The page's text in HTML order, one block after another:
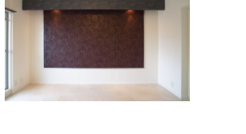
Ｏｌｄ Ｎｅｗ Ｙｏｒｋ ｓｔｙ
ｌｅ
初めに入る玄関にはライトな木目を使用しまる
でお店の様です。リビングは白を基調とし、明
るく広々とした空間を演出しました。ゼブラ